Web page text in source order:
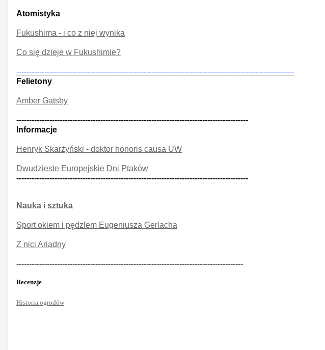
Atomistyka
Fukushima - i co z niej wynika
Co się dzieje w Fukushimie?
-------------------------------------------------------------------------------------------------------------
Felietony
Amber Gatsby
-------------------------------------------------------------------------------------------
Informacje
Henryk Skarżyński - doktor honoris causa UW
Dwudzieste Europejskie Dni Ptaków
-------------------------------------------------------------------------------------------
Nauka i sztuka
Sport okiem i pędzlem Eugeniusza Gerlacha
Z nici Ariadny
-----------------------------------------------------------------------------------------
Recenzje
Historia ogrodów